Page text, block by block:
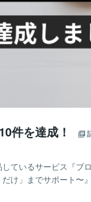
件を達成！
ているサービス『ブ
け」までサポート〜